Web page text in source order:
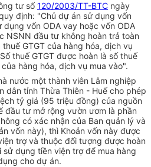
tư số120/2003/TT-BTC ngày
định: "Chủ dự án sử dụng vốn
dụng vốn ODA vay hoặc vốn ODA
NSNN đầu tư không hoàn trả toàn
GTGT của hàng hóa, dịch vụ
thuế GTGT được hoàn là số thuế
hàng hóa, dịch vụ mua vào".
nước một thành viên Lâm nghiệp
dân tỉnh Thừa Thiên - Huế cho phép
tỷ giá (95 triệu đồng) của nguồn
đầu tư mở rộng vườn ươm là phần
có xác nhận của Ban quản lý và
vốn này), thì Khoản vốn này được
trợ và thuộc đối tượng được hoàn
dụng tiền viện trợ để mua hàng
cho dự án.